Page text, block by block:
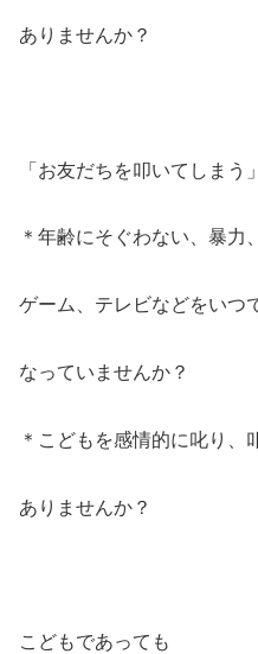
ありませんか？
「お友だちを叩いてしまう」
＊年齢にそぐわない、暴力
ゲーム、テレビなどをいつ
なっていませんか？
＊こどもを感情的に叱り、
ありませんか？
こどもであっても